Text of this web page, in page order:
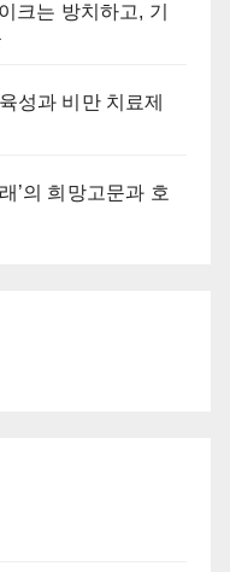
크는 방치하고, 기
성과 비만 치료제
’의 희망고문과 호